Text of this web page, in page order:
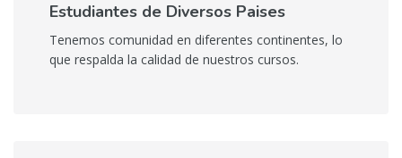
Estudiantes de Diversos Paises
Tenemos comunidad en diferentes continentes, lo
que respalda la calidad de nuestros cursos.